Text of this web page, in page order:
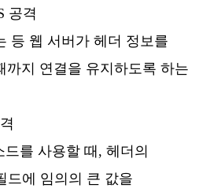
공격
등 웹 서버가 헤더 정보를
까지 연결을 유지하도록 하는
드를 사용할 때, 헤더의
드에 임의의 큰 값을